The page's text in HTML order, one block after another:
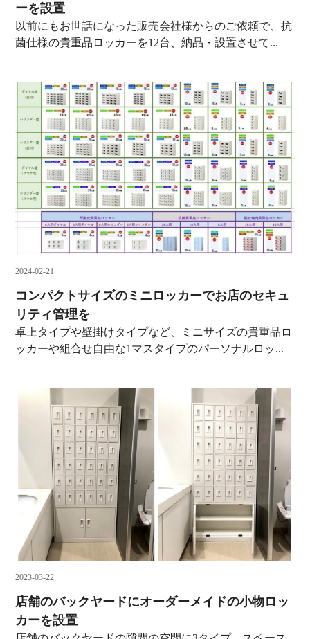
ーを設置
以前にもお世話になった販売会社様からのご依頼で、抗
菌仕様の貴重品ロッカーを12台、納品・設置させて...
2024-02-21
コンパクトサイズのミニロッカーでお店のセキュ
リティ管理を
卓上タイプや壁掛けタイプなど、ミニサイズの貴重品ロ
ッカーや組合せ自由な1マスタイプのパーソナルロッ...
2023-03-22
店舗のバックヤードにオーダーメイドの小物ロッ
カーを設置